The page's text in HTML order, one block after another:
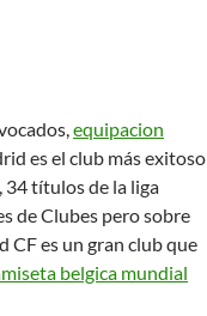
equipacion
es el club más exitoso
34 títulos de la liga
de Clubes pero sobre
CF es un gran club que
belgica mundial